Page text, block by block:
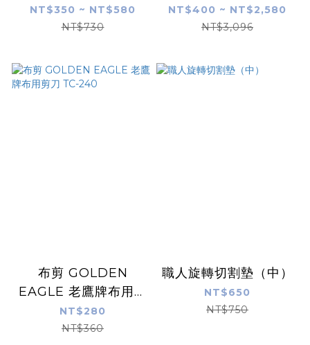
（8/9/10吋）
NT$350 ~ NT$580
NT$730
NT$400 ~ NT$2,580
NT$3,096
布剪 GOLDEN
EAGLE 老鷹牌布用剪
刀 TC-240
NT$280
NT$360
職人旋轉切割墊（中）
NT$650
NT$750